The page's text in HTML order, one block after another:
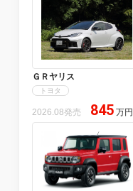
ＧＲヤリス
トヨタ
2026.08発売 845 万円